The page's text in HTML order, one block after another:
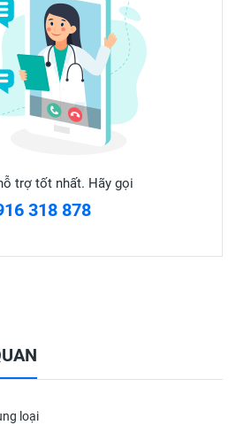
trợ tốt nhất. Hãy gọi
318 878
loại